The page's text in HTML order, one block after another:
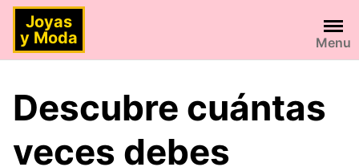
Saltar
contenido
Joyas
y Moda
Menu
Descubre cuántas
veces debes